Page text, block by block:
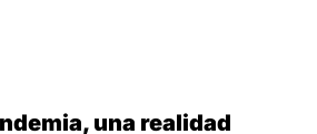
una realidad